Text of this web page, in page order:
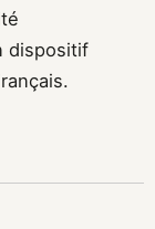
dispositif